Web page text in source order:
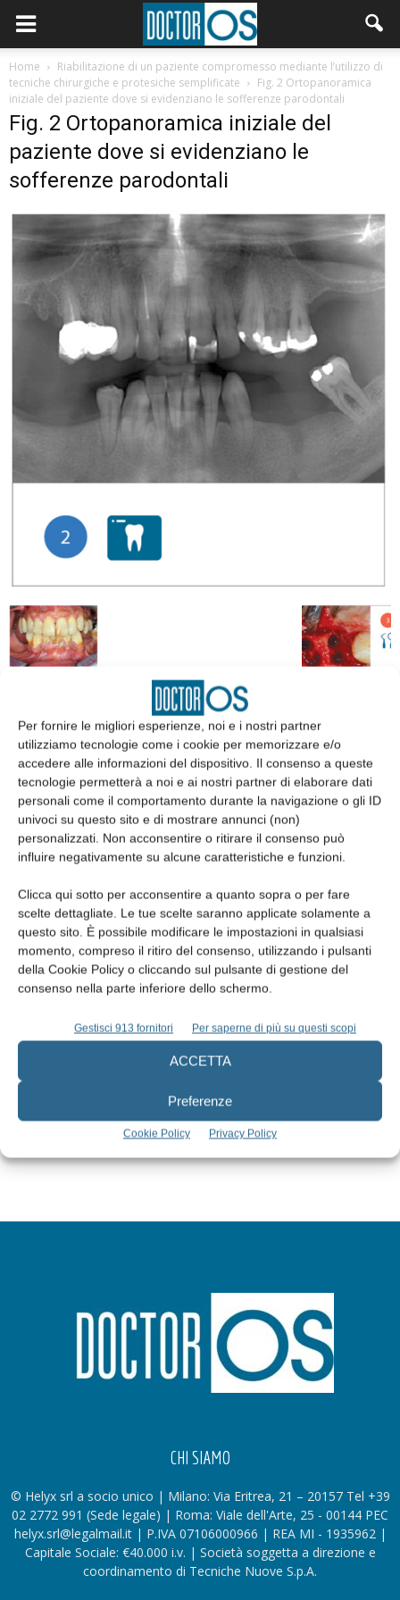
Per fornire le migliori esperienze, noi e i nostri partner
utilizziamo tecnologie come i cookie per memorizzare e/o
accedere alle informazioni del dispositivo. Il consenso a queste
tecnologie permetterà a noi e ai nostri partner di elaborare dati
personali come il comportamento durante la navigazione o gli ID
univoci su questo sito e di mostrare annunci (non)
personalizzati. Non acconsentire o ritirare il consenso può
influire negativamente su alcune caratteristiche e funzioni.
Clicca qui sotto per acconsentire a quanto sopra o per fare
scelte dettagliate. Le tue scelte saranno applicate solamente a
questo sito. È possibile modificare le impostazioni in qualsiasi
momento, compreso il ritiro del consenso, utilizzando i pulsanti
della Cookie Policy o cliccando sul pulsante di gestione del
consenso nella parte inferiore dello schermo.
Gestisci 913 fornitori Per saperne di più su questi scopi
ACCETTA
Preferenze
Cookie Policy Privacy Policy
Home
Riabilitazione di un paziente compromesso mediante l’utilizzo di
tecniche chirurgiche e protesiche semplificate
Fig. 2 Ortopanoramica
iniziale del paziente dove si evidenziano le sofferenze parodontali
Fig. 2 Ortopanoramica iniziale del
paziente dove si evidenziano le
sofferenze parodontali
EDICOLA
Iscriviti alla newsletter
CHI SIAMO
© Helyx srl a socio unico | Milano: Via Eritrea, 21 – 20157 Tel +39
02 2772 991 (Sede legale) | Roma: Viale dell'Arte, 25 - 00144 PEC
helyx.srl@legalmail.it | P.IVA 07106000966 | REA MI - 1935962 |
Capitale Sociale: €40.000 i.v. | Società soggetta a direzione e
coordinamento di Tecniche Nuove S.p.A.